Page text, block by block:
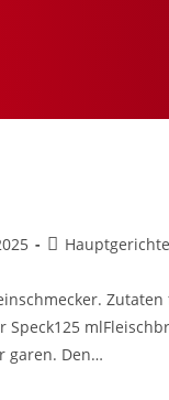
Hauptgerichte
garen. Den…